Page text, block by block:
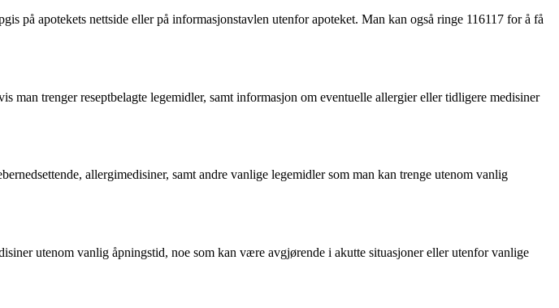
på apotekets nettside eller på informasjonstavlen utenfor apoteket. Man kan også ringe 116117 for å få
man trenger reseptbelagte legemidler, samt informasjon om eventuelle allergier eller tidligere medisiner
allergimedisiner, samt andre vanlige legemidler som man kan trenge utenom vanlig
utenom vanlig åpningstid, noe som kan være avgjørende i akutte situasjoner eller utenfor vanlige